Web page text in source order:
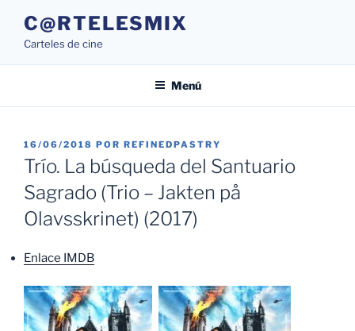
contenido
C@RTELESMIX
Carteles de cine
Menú
PUBLICADO
EL
16/06/2018 POR REFINEDPASTRY
Trío. La búsqueda del Santuario
Sagrado (Trio – Jakten på
Olavsskrinet) (2017)
Enlace IMDB